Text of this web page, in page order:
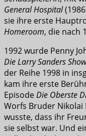
General Hospital
sie ihre erste
Homeroom, die nach
1992 wurde Penny
Die Larry Sanders Show
der Reihe 1998 in
kam ihre erste
EpisodeDie Oberste
Worfs Bruder Nikolai
wusste, dass ihr
sie selbst war. Und